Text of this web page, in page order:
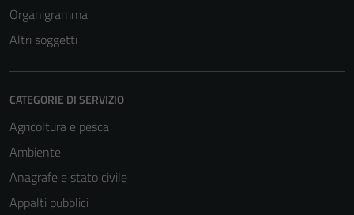
Organigramma
Altri soggetti
CATEGORIE DI SERVIZIO
Agricoltura e pesca
Ambiente
Anagrafe e stato civile
Appalti pubblici